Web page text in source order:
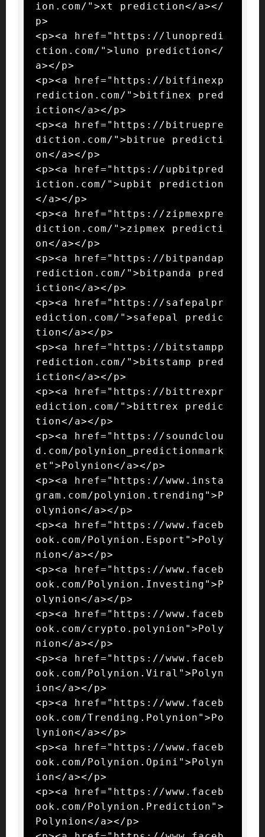
ion.com/">xt prediction</a></
p>
<p><a href="https://lunopredi
ction.com/">luno prediction</
a></p>
<p><a href="https://bitfinexp
rediction.com/">bitfinex pred
iction</a></p>
<p><a href="https://bitruepre
diction.com/">bitrue predicti
on</a></p>
<p><a href="https://upbitpred
iction.com/">upbit prediction
</a></p>
<p><a href="https://zipmexpre
diction.com/">zipmex predicti
on</a></p>
<p><a href="https://bitpandap
rediction.com/">bitpanda pred
iction</a></p>
<p><a href="https://safepalpr
ediction.com/">safepal predic
tion</a></p>
<p><a href="https://bitstampp
rediction.com/">bitstamp pred
iction</a></p>
<p><a href="https://bittrexpr
ediction.com/">bittrex predic
tion</a></p>
<p><a href="https://soundclou
d.com/polynion_predictionmark
et">Polynion</a></p>
<p><a href="https://www.insta
gram.com/polynion.trending">P
olynion</a></p>
<p><a href="https://www.faceb
ook.com/Polynion.Esport">Poly
nion</a></p>
<p><a href="https://www.faceb
ook.com/Polynion.Investing">P
olynion</a></p>
<p><a href="https://www.faceb
ook.com/crypto.polynion">Poly
nion</a></p>
<p><a href="https://www.faceb
ook.com/Polynion.Viral">Polyn
ion</a></p>
<p><a href="https://www.faceb
ook.com/Trending.Polynion">Po
lynion</a></p>
<p><a href="https://www.faceb
ook.com/Polynion.Opini">Polyn
ion</a></p>
<p><a href="https://www.faceb
ook.com/Polynion.Prediction">
Polynion</a></p>